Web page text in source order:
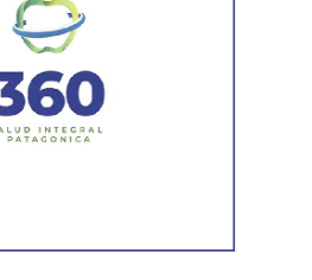
y Mendoza; Yrigoyen y
casi San Juan.